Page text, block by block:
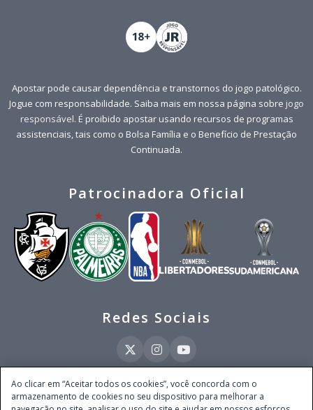
Apostar pode causar dependência e transtornos do jogo patológico.
Jogue com responsabilidade. Saiba mais em nossa página sobre jogo
responsável. É proibido apostar usando recursos de programas
assistenciais, tais como o Bolsa Família e o Benefício de Prestação
Continuada.
Patrocinadora Oficial
Redes Sociais
Este site é operado pela Ventmear Brasil LTDA (CNPJ 52.868.380/0001-84), com
Ao clicar em “Aceitar todos os cookies”, você concorda com o
armazenamento de cookies no seu dispositivo para melhorar a